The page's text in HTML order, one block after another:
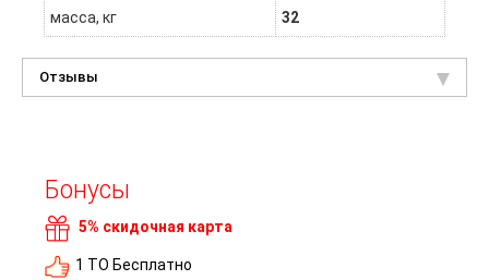
масса, кг 32
Отзывы
Бонусы
5% скидочная карта
1 ТО Бесплатно